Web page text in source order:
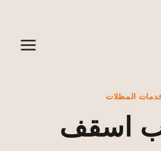
المظلات
اسقف